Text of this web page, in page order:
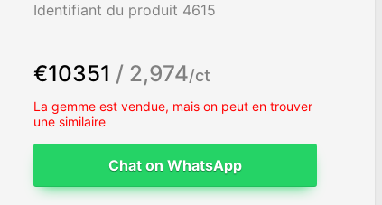
Identifiant du produit 4615
€10351 / 2,974/ct
La gemme est vendue, mais on peut en trouver
une similaire
Chat on WhatsApp